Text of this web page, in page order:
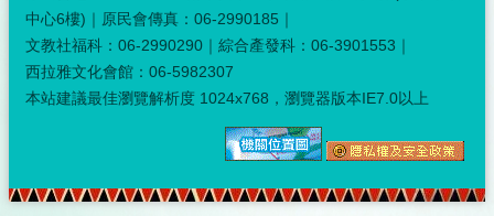
中心6樓)｜原民會傳真：06-2990185｜
文教社福科：06-2990290｜綜合產發科：06-3901553｜
西拉雅文化會館：06-5982307
本站建議最佳瀏覽解析度 1024x768，瀏覽器版本IE7.0以上